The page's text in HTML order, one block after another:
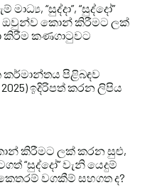
“සුද්දා”, “සුද්දෝ”
ඔවුන්ව කොන් කිරීමට ලක්
කිරීම කණගාටුවට
කර්මාන්තය පිළිබඳව
ඉදිරිපත් කරන ලිපිය
කිරීමට ලක් කරන සුළු,
“සුද්දෝ” වැනි යෙදුම්
වගකීම් සහගත ද?